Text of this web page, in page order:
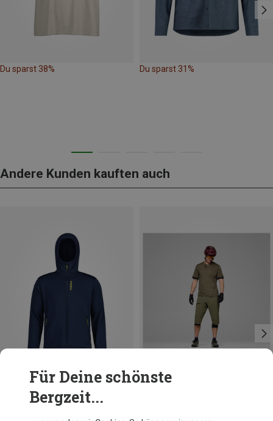
Du sparst 38% Du sparst 31%
Andere Kunden kauften auch
Du sparst 22%
Für Deine schönste
Bergzeit...